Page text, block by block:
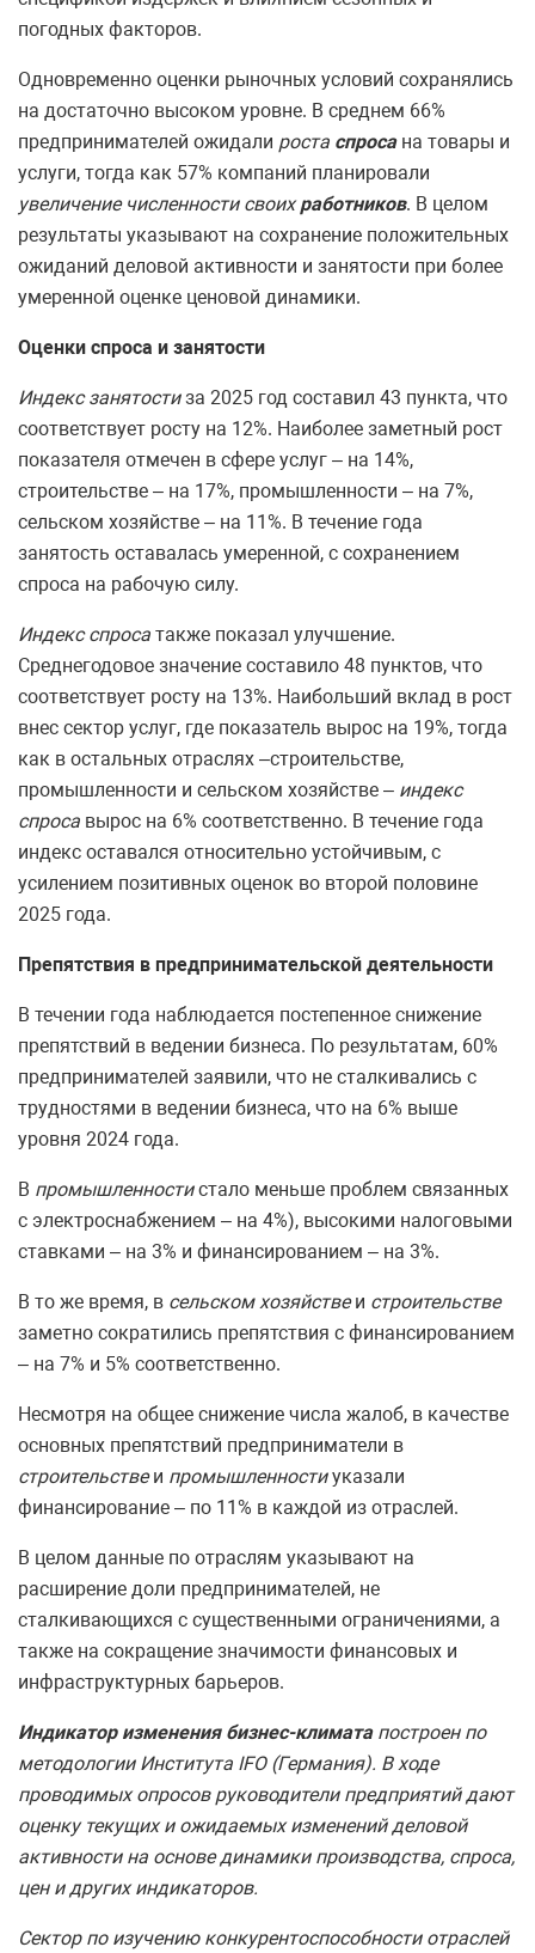
погодных факторов.
Одновременно оценки рыночных условий сохранялись
на достаточно высоком уровне. В среднем 66%
предпринимателей ожидали роста спросана товары и
услуги, тогда как 57% компаний планировали
увеличение численности своихработников. В целом
результаты указывают на сохранение положительных
ожиданий деловой активности и занятости при более
умеренной оценке ценовой динамики.
Оценки спроса и занятости
Индекс занятостиза 2025 год составил 43 пункта, что
соответствует росту на 12%. Наиболее заметный рост
показателя отмечен в сфере услуг – на 14%,
строительстве – на 17%, промышленности – на 7%,
сельском хозяйстве – на 11%. В течение года
занятость оставалась умеренной, с сохранением
спроса на рабочую силу.
Индекс спроса также показал улучшение.
Среднегодовое значение составило 48 пунктов, что
соответствует росту на 13%. Наибольший вклад в рост
внес сектор услуг, где показатель вырос на 19%, тогда
как в остальных отраслях –строительстве,
промышленности и сельском хозяйстве – индекс
спроса вырос на 6% соответственно. В течение года
индекс оставался относительно устойчивым, с
усилением позитивных оценок во второй половине
2025 года.
Препятствия в предпринимательской деятельности
В течении года наблюдается постепенное снижение
препятствий в ведении бизнеса. По результатам, 60%
предпринимателей заявили, что не сталкивались с
трудностями в ведении бизнеса, что на 6% выше
уровня 2024 года.
В промышленностистало меньше проблем связанных
с электроснабжением – на 4%), высокими налоговыми
ставками – на 3% и финансированием – на 3%.
В то же время, в сельском хозяйствеи строительстве
заметно сократились препятствия с финансированием
– на 7% и 5% соответственно.
Несмотря на общее снижение числа жалоб, в качестве
основных препятствий предприниматели в
строительствеи промышленностиуказали
финансирование – по 11% в каждой из отраслей.
В целом данные по отраслям указывают на
расширение доли предпринимателей, не
сталкивающихся с существенными ограничениями, а
также на сокращение значимости финансовых и
инфраструктурных барьеров.
Индикатор изменения бизнес-климатапостроен по
методологии Института IFO (Германия). В ходе
проводимых опросов руководители предприятий дают
оценку текущих и ожидаемых изменений деловой
активности на основе динамики производства, спроса,
цен и других индикаторов.
Сектор по изучению конкурентоспособности отраслей